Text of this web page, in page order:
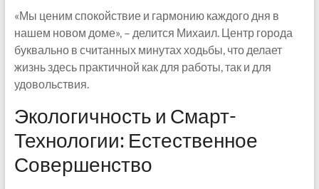
«Мы ценим спокойствие и гармонию каждого дня в
нашем новом доме», – делится Михаил. Центр города
буквально в считанных минутах ходьбы, что делает
жизнь здесь практичной как для работы, так и для
удовольствия.
Экологичность и Смарт-
Технологии: Естественное
Совершенство